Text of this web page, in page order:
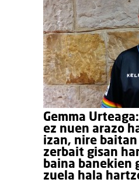
Gemma
ez nuen arazo
izan, nire
zerbait gisan
baina banekien
zuela hala